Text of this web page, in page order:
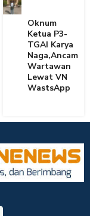
Oknum
Ketua P3-
TGAI Karya
Naga,Ancam
Wartawan
Lewat VN
WastsApp